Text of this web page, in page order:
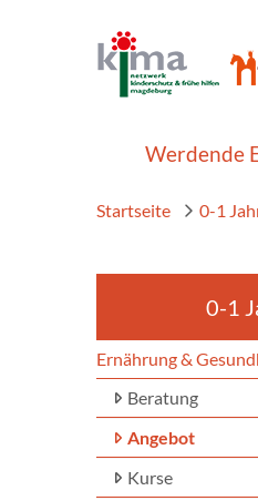
Werdende
Startseite 0-1
0-1
Ernährung &
Beratung
Angebot
Kurse